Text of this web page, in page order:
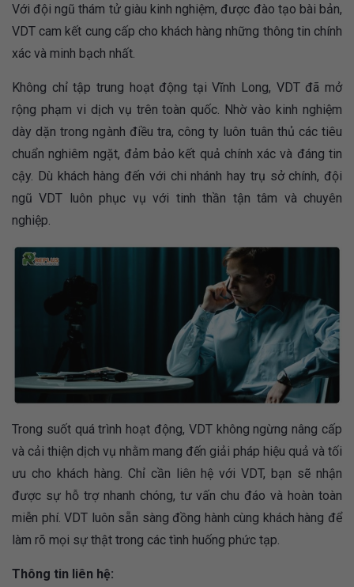
Với đội ngũ thám tử giàu kinh nghiệm, được đào tạo bài bản,
VDT cam kết cung cấp cho khách hàng những thông tin chính
xác và minh bạch nhất.
Không chỉ tập trung hoạt động tại Vĩnh Long, VDT đã mở
rộng phạm vi dịch vụ trên toàn quốc. Nhờ vào kinh nghiệm
dày dặn trong ngành điều tra, công ty luôn tuân thủ các tiêu
chuẩn nghiêm ngặt, đảm bảo kết quả chính xác và đáng tin
cậy. Dù khách hàng đến với chi nhánh hay trụ sở chính, đội
ngũ VDT luôn phục vụ với tinh thần tận tâm và chuyên
nghiệp.
Trong suốt quá trình hoạt động, VDT không ngừng nâng cấp
và cải thiện dịch vụ nhằm mang đến giải pháp hiệu quả và tối
ưu cho khách hàng. Chỉ cần liên hệ với VDT, bạn sẽ nhận
được sự hỗ trợ nhanh chóng, tư vấn chu đáo và hoàn toàn
miễn phí. VDT luôn sẵn sàng đồng hành cùng khách hàng để
làm rõ mọi sự thật trong các tình huống phức tạp.
Thông tin liên hệ: